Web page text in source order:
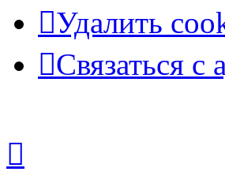
Удалить
Связаться с